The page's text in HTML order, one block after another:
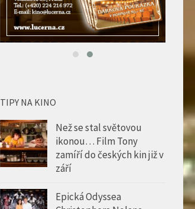
TIPY NA KINO
Než se stal světovou
ikonou… Film Tony
zamíří do českých kin již v
září
Epická Odyssea